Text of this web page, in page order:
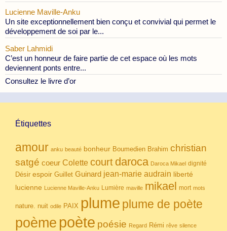
Lucienne Maville-Anku
Un site exceptionnellement bien conçu et convivial qui permet le
développement de soi par le...
Saber Lahmidi
C’est un honneur de faire partie de cet espace où les mots
deviennent ponts entre...
Consultez le livre d’or
Étiquettes
amour anku beauté bonheur Boumedien Brahim christian
satgé coeur Colette court daroca Daroca Mikael dignité
Désir espoir Guillet Guinard jean-marie audrain liberté
lucienne Lucienne Maville-Anku Lumière maville mikael mort mots
nature. nuit odile PAIX plume plume de poète
poème poète poésie Regard Rémi rêve silence